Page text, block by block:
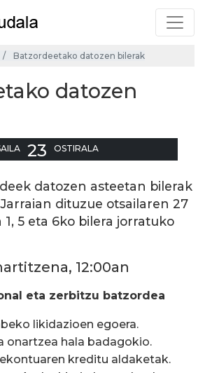
Batzordeetako datozen bilerak
datozen
23 OSTIRALA
datozen asteetan bilerak
dituzue otsailaren 27
5 eta 6ko bilera jorratuko
12:00an
eta zerbitzu batzordea
likidazioen egoera.
onartzea hala badagokio.
kreditu aldaketak.